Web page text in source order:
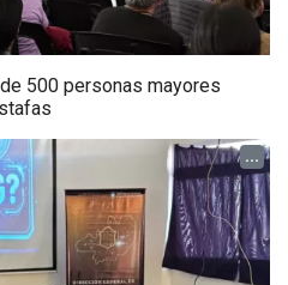
500 personas mayores
...